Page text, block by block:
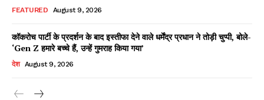
Facebook
X WhatsApp
Share
Read Latest News on AIN
FEATURED August 9, 2026
कॉकरोच पार्टी के प्रदर्शन के बाद इस्तीफा देने वाले धर्मेंद्र प्रधान ने तोड़ी चुप्पी, बोले-
‘Gen Z हमारे बच्चे हैं, उन्हें गुमराह किया गया’
देश August 9, 2026